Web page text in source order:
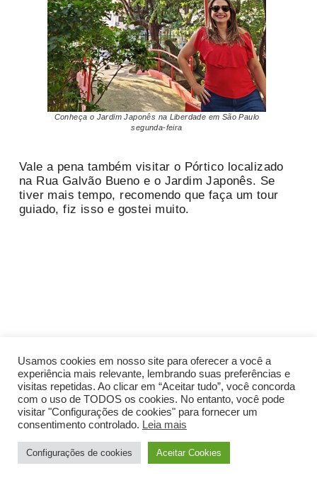
Conheça o Jardim Japonês na Liberdade em São Paulo
segunda-feira
Vale a pena também visitar o Pórtico localizado
na Rua Galvão Bueno e o Jardim Japonês. Se
tiver mais tempo, recomendo que faça um tour
guiado, fiz isso e gostei muito.
Usamos cookies em nosso site para oferecer a você a
experiência mais relevante, lembrando suas preferências e
visitas repetidas. Ao clicar em “Aceitar tudo”, você concorda
com o uso de TODOS os cookies. No entanto, você pode
visitar "Configurações de cookies" para fornecer um
consentimento controlado. Leia mais
Configurações de cookies Aceitar Cookies